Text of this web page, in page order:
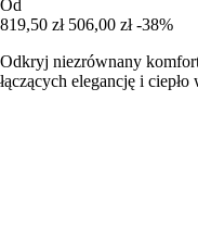
Od
819,50 zł 506,00 zł -38%
Odkryj niezrównany
łączących elegancję i